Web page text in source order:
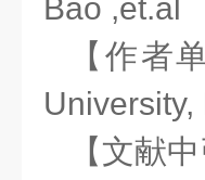
Bao ,et.al
【作者
University,
【文献